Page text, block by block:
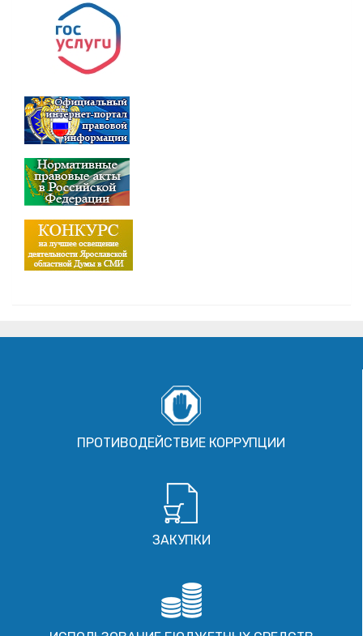
ПРОТИВОДЕЙСТВИЕ КОРРУПЦИИ
ЗАКУПКИ